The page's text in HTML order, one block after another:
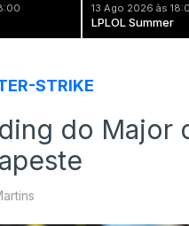
13 Ago 2026 às
LPLOL Summer
STRIKE
do Major